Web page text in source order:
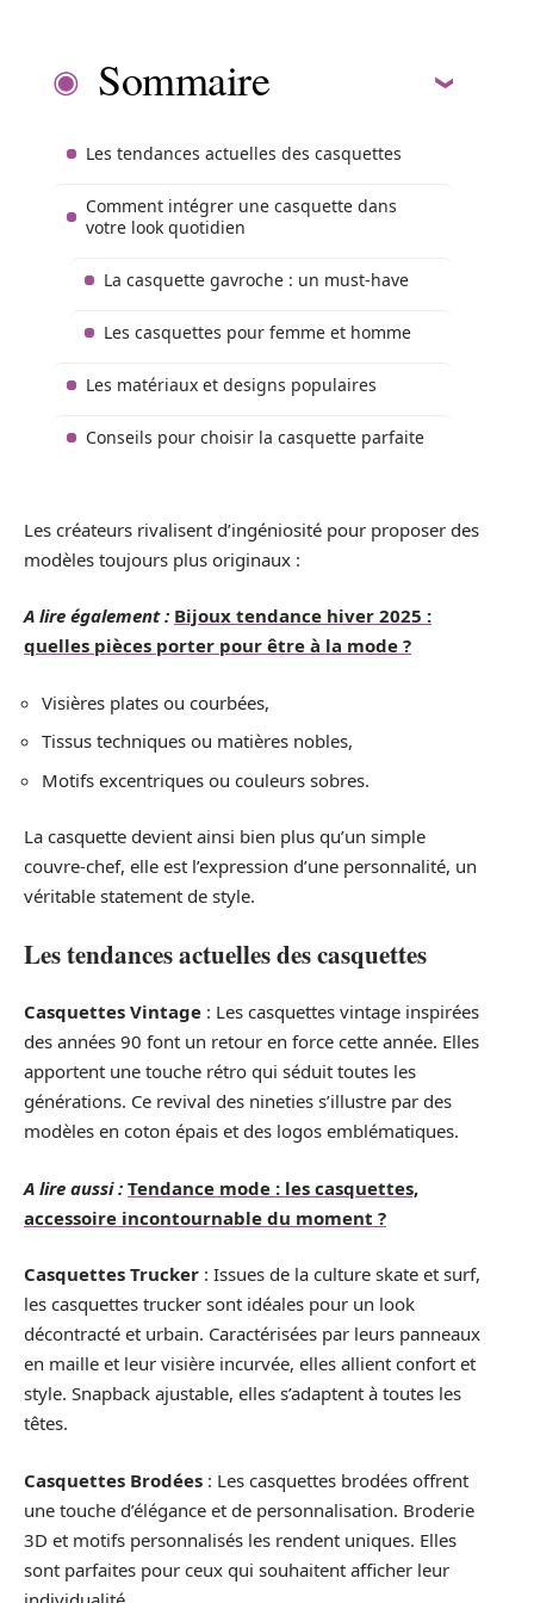
Sommaire
Les tendances actuelles des casquettes
Comment intégrer une casquette dans
votre look quotidien
La casquette gavroche : un must-have
Les casquettes pour femme et homme
Les matériaux et designs populaires
Conseils pour choisir la casquette parfaite
Les créateurs rivalisent d’ingéniosité pour proposer des
modèles toujours plus originaux :
A lire également : Bijoux tendance hiver 2025 :
quelles pièces porter pour être à la mode ?
Visières plates ou courbées,
Tissus techniques ou matières nobles,
Motifs excentriques ou couleurs sobres.
La casquette devient ainsi bien plus qu’un simple
couvre-chef, elle est l’expression d’une personnalité, un
véritable statement de style.
Les tendances actuelles des casquettes
Casquettes Vintage : Les casquettes vintage inspirées
des années 90 font un retour en force cette année. Elles
apportent une touche rétro qui séduit toutes les
générations. Ce revival des nineties s’illustre par des
modèles en coton épais et des logos emblématiques.
A lire aussi : Tendance mode : les casquettes,
accessoire incontournable du moment ?
Casquettes Trucker : Issues de la culture skate et surf,
les casquettes trucker sont idéales pour un look
décontracté et urbain. Caractérisées par leurs panneaux
en maille et leur visière incurvée, elles allient confort et
style. Snapback ajustable, elles s’adaptent à toutes les
têtes.
Casquettes Brodées : Les casquettes brodées offrent
une touche d’élégance et de personnalisation. Broderie
3D et motifs personnalisés les rendent uniques. Elles
sont parfaites pour ceux qui souhaitent afficher leur